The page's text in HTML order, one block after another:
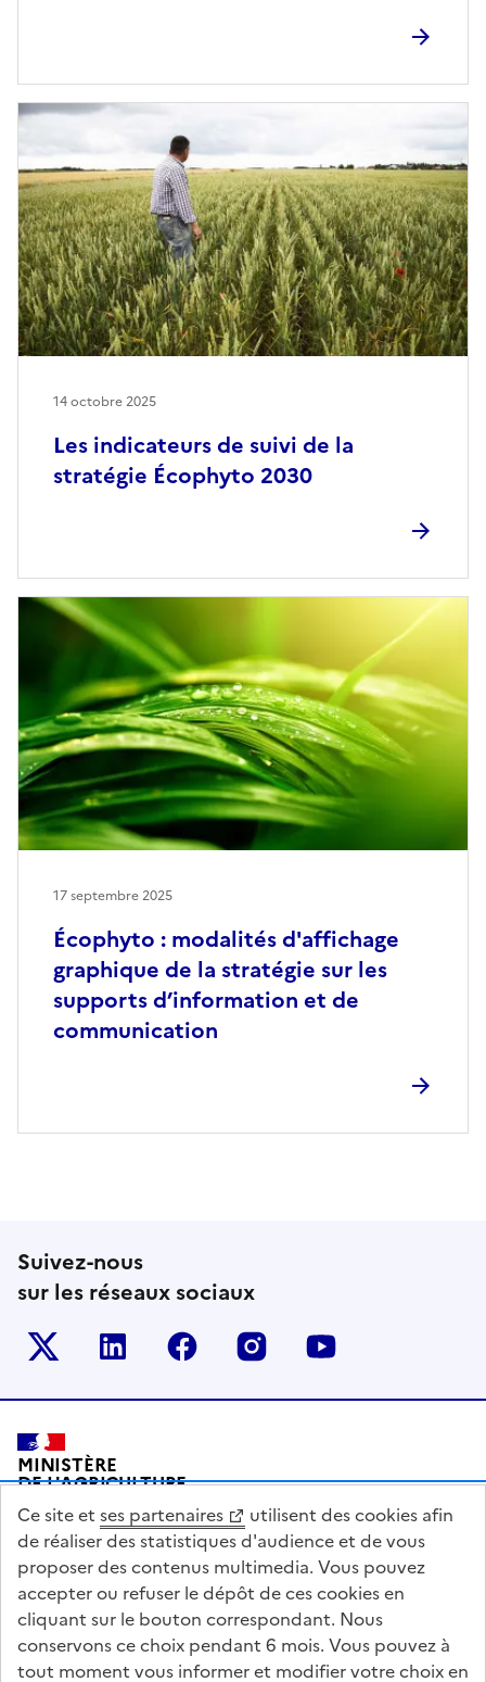
Les indicateurs de suivi de la
stratégie Écophyto 2030
14 octobre 2025
Écophyto : modalités d'affichage
graphique de la stratégie sur les
supports d’information et de
communication
17 septembre 2025
Suivez-nous
sur les réseaux sociaux
Le ministère sur Twitter
Le ministère sur LinkedIn
Le ministère sur Facebook
Le ministère sur
Pied de page
MINISTÈRE
DE L'AGRICULTURE
DE L'AGRO-ALIMENTAIRE
ET DE LA SOUVERAINETÉ
ALIMENTAIRE
legifrance.gouv.fr info.gouv.fr
Ce site et ses partenaires
utilisent des cookies afin
de réaliser des statistiques d'audience et de vous
proposer des contenus multimedia. Vous pouvez
accepter ou refuser le dépôt de ces cookies en
cliquant sur le bouton correspondant. Nous
conservons ce choix pendant 6 mois. Vous pouvez à
tout moment vous informer et modifier votre choix en